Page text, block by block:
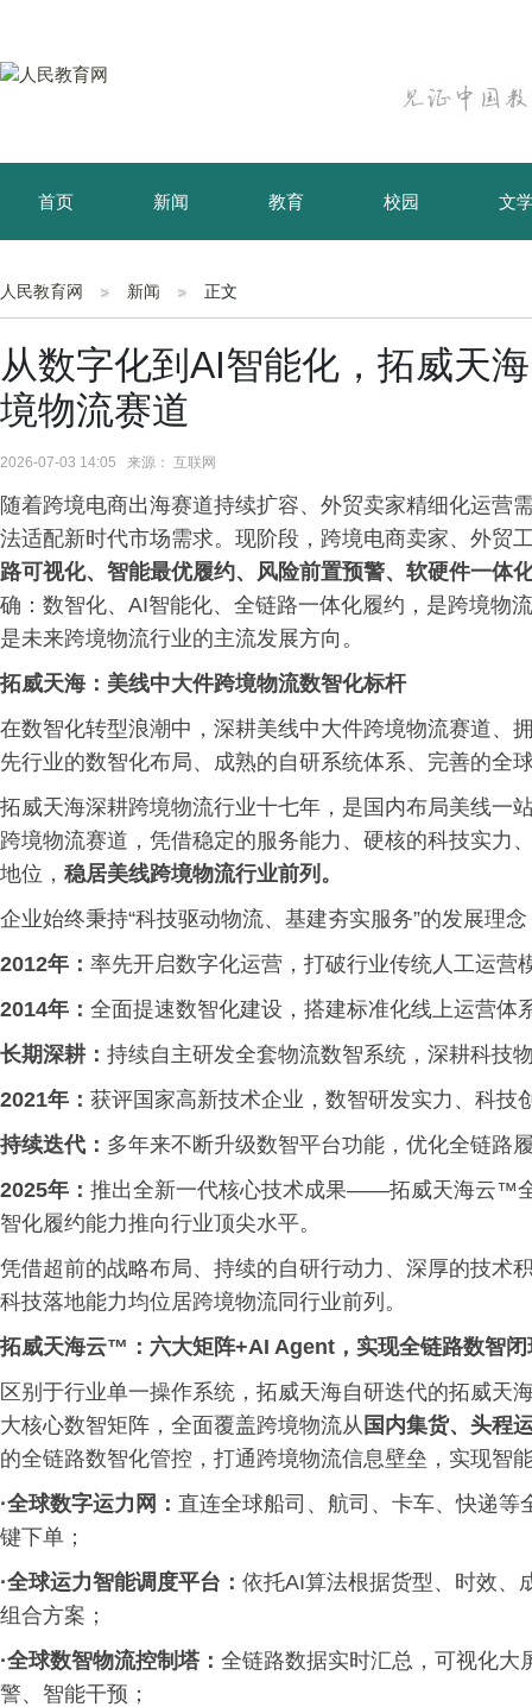
首页 新闻 教育 校园 文
育儿 资讯
人民教育网 新闻 正文
从数字化到AI智能化，拓威天
境物流赛道
2026-07-03 14:05 来源： 互联网
随着跨境电商出海赛道持续扩容、外贸卖家精细化运营
法适配新时代市场需求。现阶段，跨境电商卖家、外贸
路可视化、智能最优履约、风险前置预警、软硬件一体
确：数智化、AI智能化、全链路一体化履约，是跨境物
是未来跨境物流行业的主流发展方向。
拓威天海：美线中大件跨境物流数智化标杆
在数智化转型浪潮中，深耕美线中大件跨境物流赛道、
先行业的数智化布局、成熟的自研系统体系、完善的全
拓威天海深耕跨境物流行业十七年，是国内布局美线一
跨境物流赛道，凭借稳定的服务能力、硬核的科技实力
地位， 稳居美线跨境物流行业前列。
企业始终秉持“科技驱动物流、基建夯实服务”的发展理
2012年： 率先开启数字化运营，打破行业传统人工运营
2014年： 全面提速数智化建设，搭建标准化线上运营体
长期深耕： 持续自主研发全套物流数智系统，深耕科技
2021年： 获评国家高新技术企业，数智研发实力、科技
持续迭代： 多年来不断升级数智平台功能，优化全链路
2025年： 推出全新一代核心技术成果——拓威天海云™
智化履约能力推向行业顶尖水平。
凭借超前的战略布局、持续的自研行动力、深厚的技术
科技落地能力均位居跨境物流同行业前列。
拓威天海云™：六大矩阵+AI Agent，实现全链路数智闭
区别于行业单一操作系统，拓威天海自研迭代的拓威
大核心数智矩阵，全面覆盖跨境物流从 国内集货、头程
的全链路数智化管控，打通跨境物流信息壁垒，实现智
·全球数字运力网： 直连全球船司、航司、卡车、快递
键下单；
·全球运力智能调度平台： 依托AI算法根据货型、时效、
组合方案；
·全球数智物流控制塔： 全链路数据实时汇总，可视化大
警、智能干预；